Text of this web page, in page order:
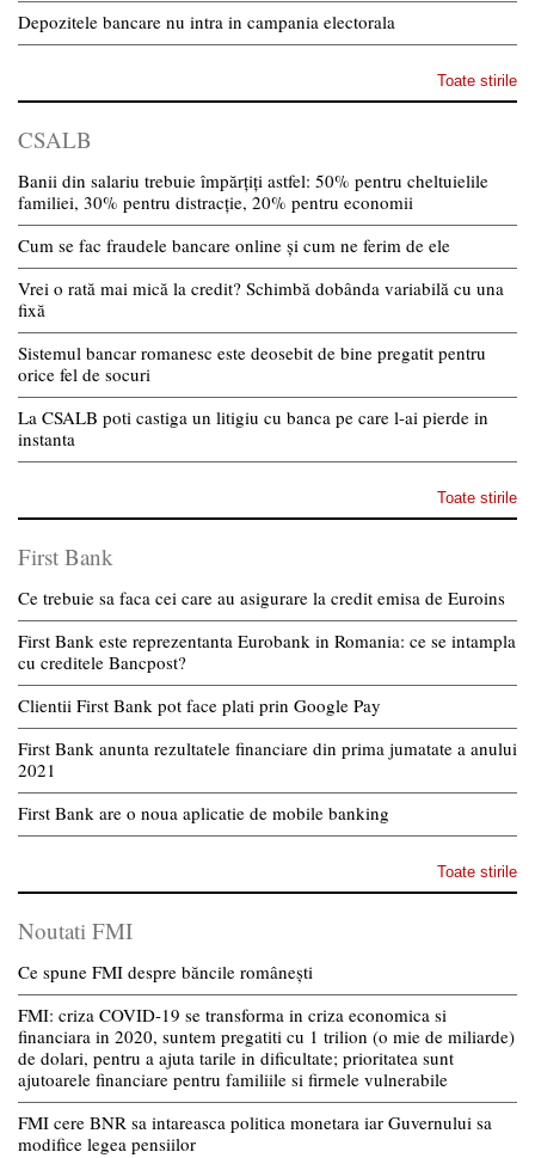
Depozitele bancare nu intra in campania electorala
Toate stirile
CSALB
Banii din salariu trebuie împărțiți astfel: 50% pentru cheltuielile
familiei, 30% pentru distracție, 20% pentru economii
Cum se fac fraudele bancare online și cum ne ferim de ele
Vrei o rată mai mică la credit? Schimbă dobânda variabilă cu una
fixă
Sistemul bancar romanesc este deosebit de bine pregatit pentru
orice fel de socuri
La CSALB poti castiga un litigiu cu banca pe care l-ai pierde in
instanta
Toate stirile
First Bank
Ce trebuie sa faca cei care au asigurare la credit emisa de Euroins
First Bank este reprezentanta Eurobank in Romania: ce se intampla
cu creditele Bancpost?
Clientii First Bank pot face plati prin Google Pay
First Bank anunta rezultatele financiare din prima jumatate a anului
2021
First Bank are o noua aplicatie de mobile banking
Toate stirile
Noutati FMI
Ce spune FMI despre băncile românești
FMI: criza COVID-19 se transforma in criza economica si
financiara in 2020, suntem pregatiti cu 1 trilion (o mie de miliarde)
de dolari, pentru a ajuta tarile in dificultate; prioritatea sunt
ajutoarele financiare pentru familiile si firmele vulnerabile
FMI cere BNR sa intareasca politica monetara iar Guvernului sa
modifice legea pensiilor